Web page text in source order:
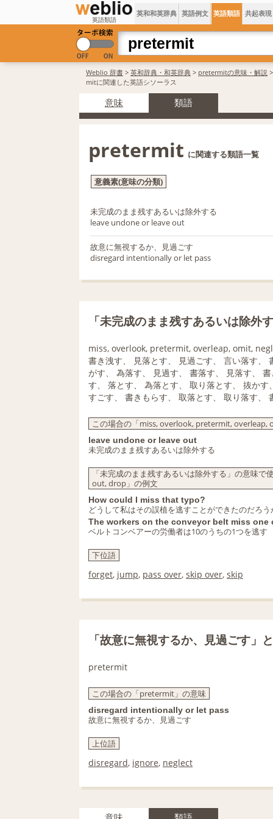
英語類語
英和和英辞典 英語例文 英語類語 共起表現
Weblio 辞書 > 英和辞典・和英辞典 > pretermitの意味・解説
mitに関連した英語シソーラス
意味 類語
pretermit に関連する類語一覧
意義素(意味の分類)
未完成のまま残すあるいは除外する
leave undone or leave out
故意に無視するか、見過ごす
disregard intentionally or let pass
「未完成のまま残すあるいは除外
miss, overlook, pretermit, overleap, omit,
書き洩す、 見落とす、 見過ごす、 言い落す、
がす、 為落す、 見過す、 書落す、 見落す、
す、 落とす、 為落とす、 取り落とす、 抜か
すごす、 書きもらす、 取落とす、 取り落す、
この場合の「miss, overlook, pretermit, overleap,
leave undone or leave out
未完成のまま残すあるいは除外する
「未完成のまま残すあるいは除外する」の意味
out, drop」の例文
How could I miss that typo?
どうして私はその誤植を逃すことができたのだろう
The workers on the conveyor belt miss one
ベルトコンベアーの労働者は10のうちの1つを逃す
下位語
forget, jump, pass over, skip over, skip
「故意に無視するか、見過ごす」
pretermit
この場合の「pretermit」の意味
disregard intentionally or let pass
故意に無視するか、見過ごす
上位語
disregard, ignore, neglect